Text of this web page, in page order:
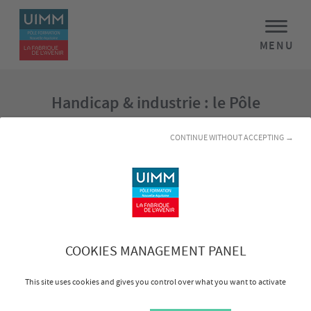
COOKIES MANAGEMENT PANEL
This site uses cookies and gives you control over what you want to activate
CONTINUE WITHOUT ACCEPTING →
MENU
Handicap & industrie : le Pôle
déroulée du 15 au 21 novembre 2021, le Pôle Formation /
CFAI Aquitaine de Bruges a accueilli 7 jeunes entre 18 et
29 ans en situation de handicap pour une découverte des
l'industrie.